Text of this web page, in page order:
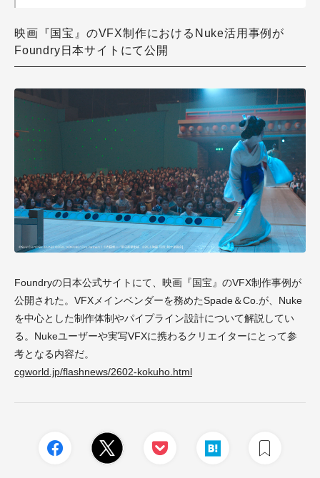
映画『国宝』のVFX制作におけるNuke活用事例が
Foundry日本サイトにて公開
Foundryの日本公式サイトにて、映画『国宝』のVFX制作事例が
公開された。VFXメインベンダーを務めたSpade＆Co.が、Nuke
を中心とした制作体制やパイプライン設計について解説してい
る。Nukeユーザーや実写VFXに携わるクリエイターにとって参
考となる内容だ。
cgworld.jp/flashnews/2602-kokuho.html